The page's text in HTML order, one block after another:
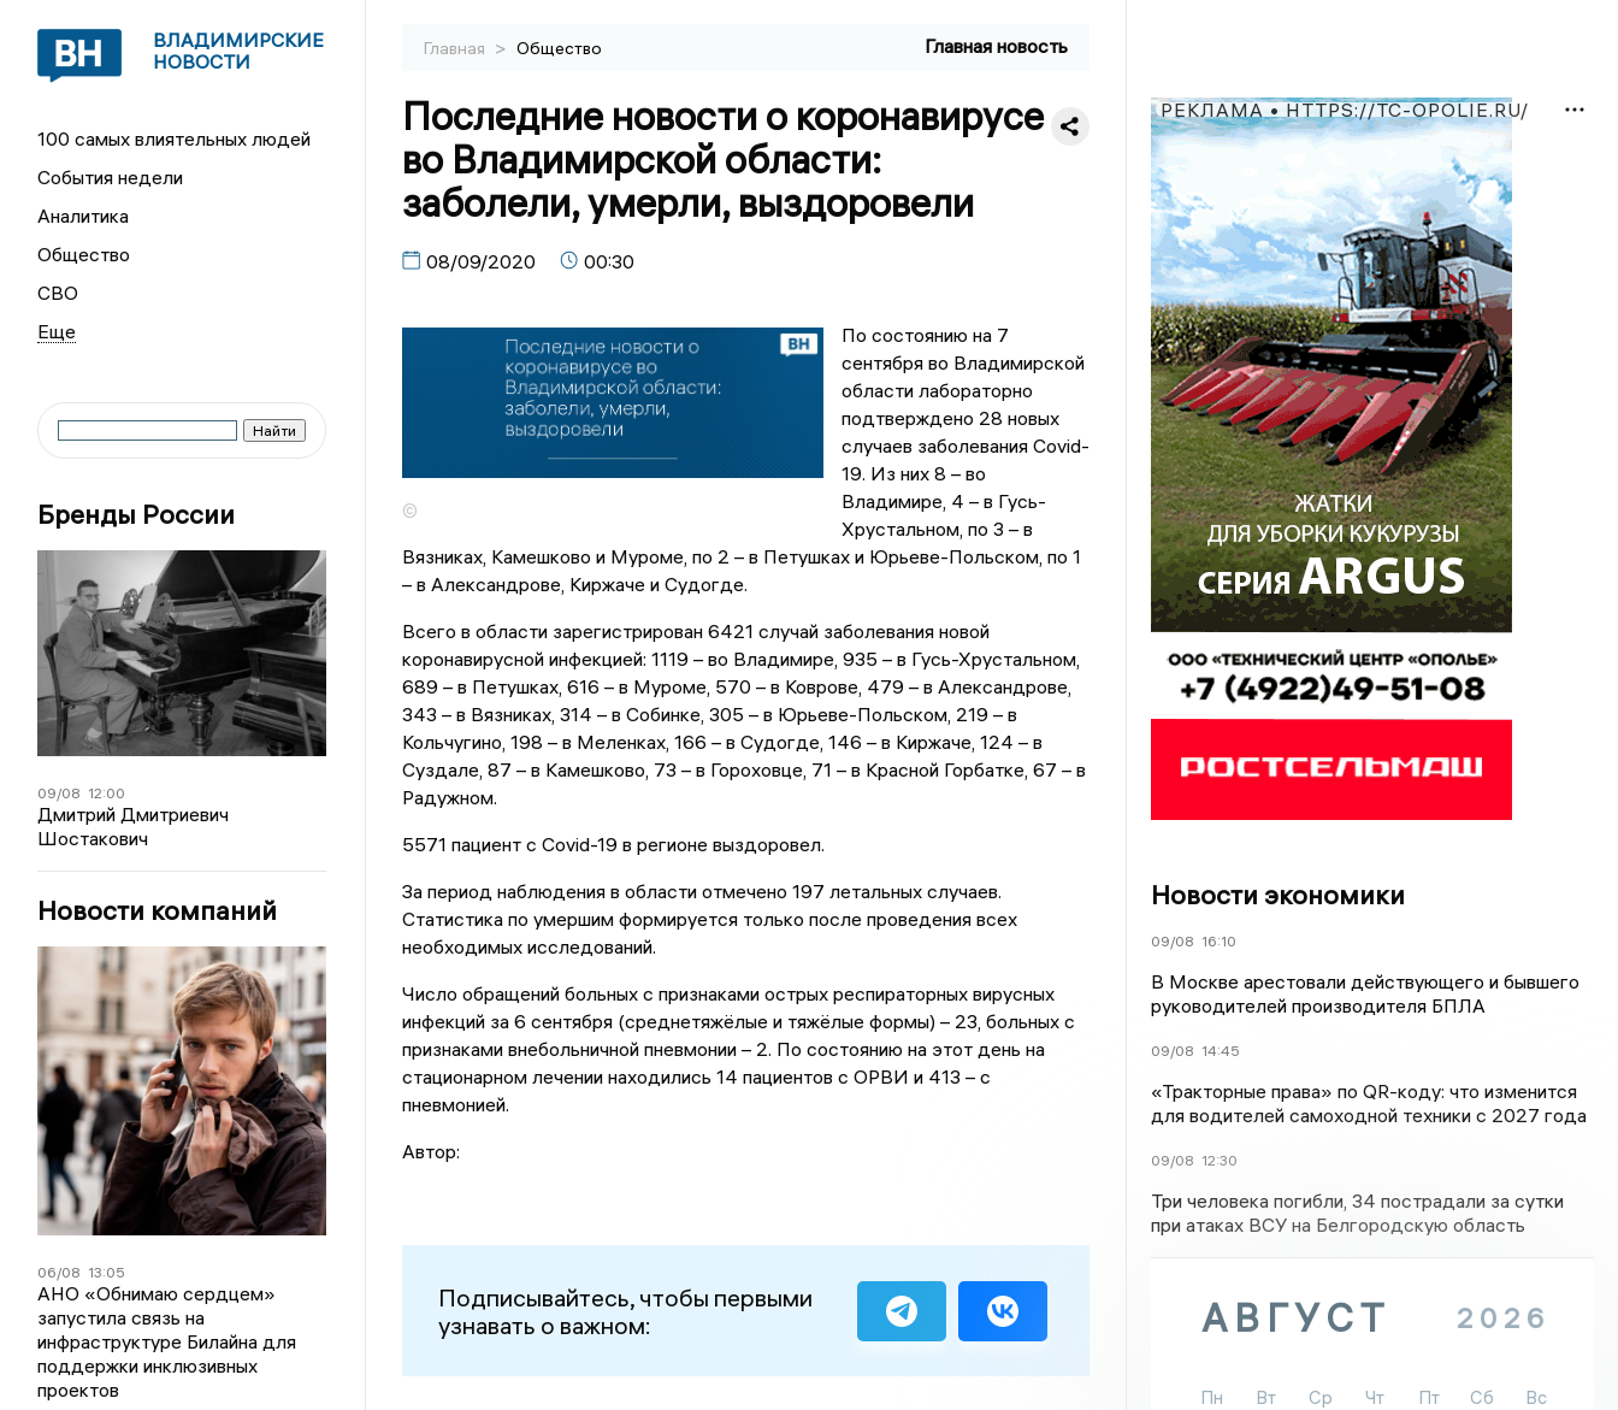
ВЛАДИМИРСКИЕ
НОВОСТИ
100 самых влиятельных людей
События недели
Аналитика
Общество
СВО
Бренды России
09/08 12:00
Дмитрий Дмитриевич
Шостакович
Новости компаний
06/08 13:05
АНО «Обнимаю сердцем»
запустила связь на
инфраструктуре Билайна для
поддержки инклюзивных
проектов
Главная > Общество Главная новость
Последние новости о коронавирусе
во Владимирской области:
заболели, умерли, выздоровели
08/09/2020 00:30
©
По состоянию на 7
сентября во Владимирской
области лабораторно
подтверждено 28 новых
случаев заболевания Covid-
19. Из них 8 – во
Владимире, 4 – в Гусь-
Хрустальном, по 3 – в
Вязниках, Камешково и Муроме, по 2 – в Петушках и Юрьеве-Польском, по 1
– в Александрове, Киржаче и Судогде.
Всего в области зарегистрирован 6421 случай заболевания новой
коронавирусной инфекцией: 1119 – во Владимире, 935 – в Гусь-Хрустальном,
689 – в Петушках, 616 – в Муроме, 570 – в Коврове, 479 – в Александрове,
343 – в Вязниках, 314 – в Собинке, 305 – в Юрьеве-Польском, 219 – в
Кольчугино, 198 – в Меленках, 166 – в Судогде, 146 – в Киржаче, 124 – в
Суздале, 87 – в Камешково, 73 – в Гороховце, 71 – в Красной Горбатке, 67 – в
Радужном.
5571 пациент с Covid-19 в регионе выздоровел.
За период наблюдения в области отмечено 197 летальных случаев.
Статистика по умершим формируется только после проведения всех
необходимых исследований.
Число обращений больных с признаками острых респираторных вирусных
инфекций за 6 сентября (среднетяжёлые и тяжёлые формы) – 23, больных с
признаками внебольничной пневмонии – 2. По состоянию на этот день на
стационарном лечении находились 14 пациентов с ОРВИ и 413 – с
пневмонией.
Автор:
Подписывайтесь, чтобы первыми
узнавать о важном:
РЕКЛАМА • HTTPS://TC-OPOLIE.RU/
Новости экономики
09/08 16:10
В Москве арестовали действующего и бывшего
руководителей производителя БПЛА
09/08 14:45
«Тракторные права» по QR-коду: что изменится
для водителей самоходной техники с 2027 года
09/08 12:30
Три человека погибли, 34 пострадали за сутки
при атаках ВСУ на Белгородскую область
АВГУСТ 2026
Пн Вт Ср Чт Пт Сб
Вс